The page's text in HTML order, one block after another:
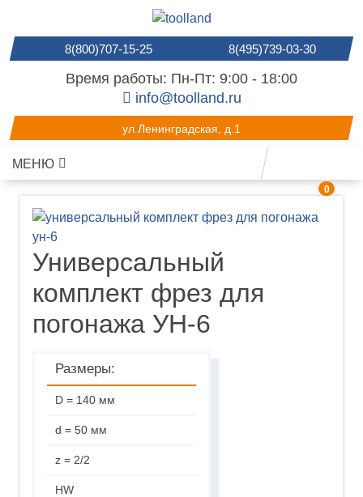
8(800)707-15-25 8(495)739-03-30
Время работы: Пн-Пт: 9:00 - 18:00
info@toolland.ru
ул.Ленинградская, д.1
МЕНЮ
0
Универсальный
комплект фрез для
погонажа УН-6
Размеры:
D = 140 мм
d = 50 мм
z = 2/2
HW